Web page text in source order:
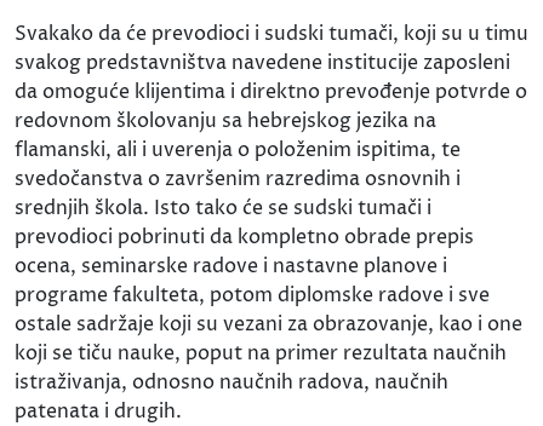
Svakako da će prevodioci i sudski tumači, koji su u timu
svakog predstavništva navedene institucije zaposleni
da omoguće klijentima i direktno prevođenje potvrde o
redovnom školovanju sa hebrejskog jezika na
flamanski, ali i uverenja o položenim ispitima, te
svedočanstva o završenim razredima osnovnih i
srednjih škola. Isto tako će se sudski tumači i
prevodioci pobrinuti da kompletno obrade prepis
ocena, seminarske radove i nastavne planove i
programe fakulteta, potom diplomske radove i sve
ostale sadržaje koji su vezani za obrazovanje, kao i one
koji se tiču nauke, poput na primer rezultata naučnih
istraživanja, odnosno naučnih radova, naučnih
patenata i drugih.